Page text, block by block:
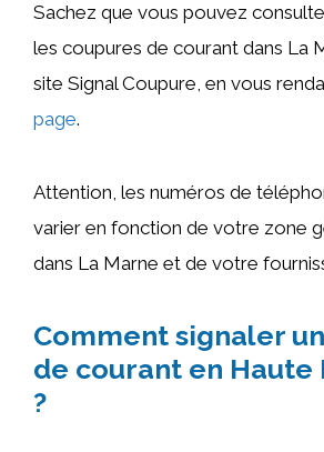
Sachez que vous pouvez
les coupures de courant dans La
site Signal Coupure, en vous
page.
Attention, les numéros de
varier en fonction de votre zone
dans La Marne et de votre
Comment signaler
de courant en Haute
?